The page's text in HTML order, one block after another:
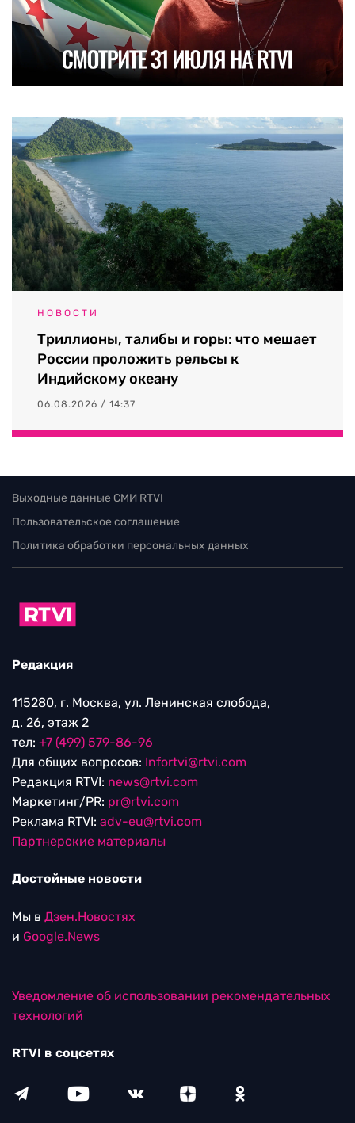
НОВОСТИ
Триллионы, талибы и горы: что мешает
России проложить рельсы к
Индийскому океану
06.08.2026 / 14:37
Выходные данные СМИ RTVI
Пользовательское соглашение
Политика обработки персональных данных
Редакция
115280, г. Москва, ул. Ленинская слобода,
д. 26, этаж 2
тел: +7 (499) 579-86-96
Для общих вопросов: Infortvi@rtvi.com
Редакция RTVI: news@rtvi.com
Маркетинг/PR: pr@rtvi.com
Реклама RTVI: adv-eu@rtvi.com
Партнерские материалы
Достойные новости
Мы в Дзен.Новостях
и Google.News
Уведомление об использовании рекомендательных
технологий
RTVI в соцсетях